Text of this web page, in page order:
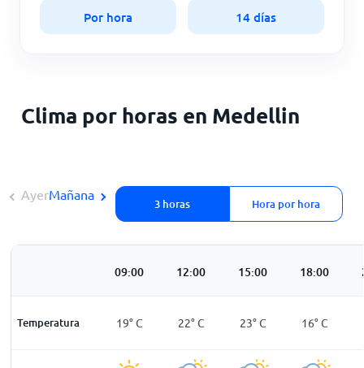
Por hora 14 días
Clima por horas en Medellin
Ayer
3 horas Hora por hora
Mañana
09:00 12:00 15:00 18:00
Temperatura
C 11°C 19°C 22°C 23°C 16°C